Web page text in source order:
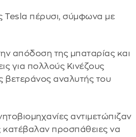
Tesla πέρυσι, σύμφωνα με
απόδοση της μπαταρίας και
για πολλούς Κινέζους
βετεράνος αναλυτής του
αντιμετώπιζαν
κατέβαλαν προσπάθειες να